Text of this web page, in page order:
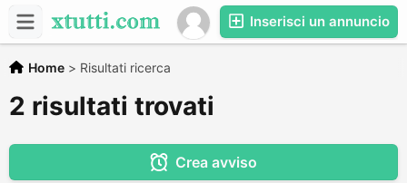
Inserisci un annuncio
Home > Risultati ricerca
2 risultati trovati
Crea avviso